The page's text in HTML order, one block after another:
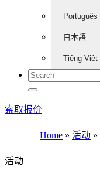
Português
日本語
Tiếng Việt
索取报价
Home » 活动 »
活动